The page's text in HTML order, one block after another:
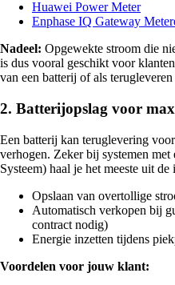
Huawei Power Meter
Enphase IQ Gateway
Nadeel: Opgewekte stroom die
is dus vooral geschikt voor
van een batterij of als
2. Batterijopslag voor
Een batterij kan teruglevering
verhogen. Zeker bij systemen
Systeem) haal je het meeste uit de
Opslaan van overtollige
Automatisch verkopen bij
contract nodig)
Energie inzetten tijdens
Voordelen voor jouw klant: